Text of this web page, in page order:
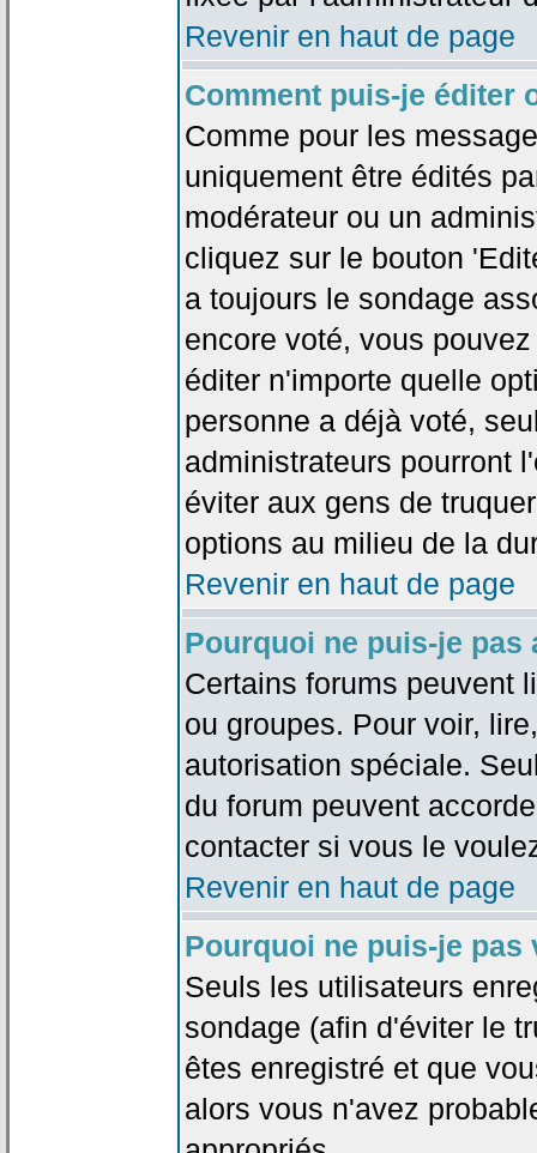
Revenir en haut de page
Comment puis-je éditer
Comme pour les
uniquement être édités
modérateur ou un
cliquez sur le bouton
a toujours le sondage
encore voté, vous
éditer n'importe quelle
personne a déjà voté,
administrateurs pourront
éviter aux gens de
options au milieu de la
Revenir en haut de page
Pourquoi ne puis-je pas
Certains forums peuvent
ou groupes. Pour voir,
autorisation spéciale.
du forum peuvent
contacter si vous le
Revenir en haut de page
Pourquoi ne puis-je pas
Seuls les utilisateurs
sondage (afin d'éviter le
êtes enregistré et que
alors vous n'avez